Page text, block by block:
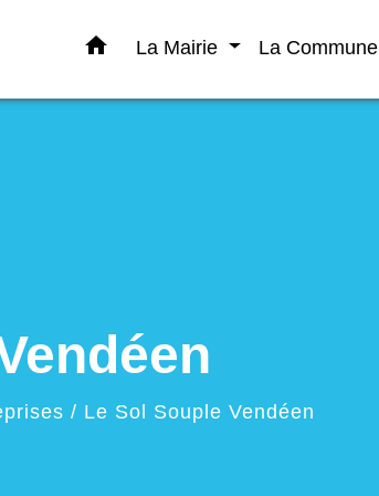
home La Mairie La Commune
/ Le Sol Souple Vendéen